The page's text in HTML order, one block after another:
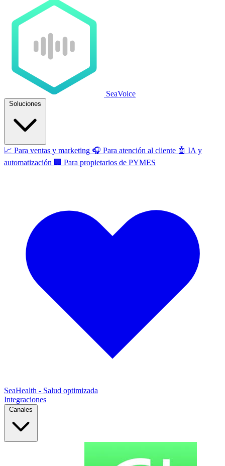
SeaVoice
Soluciones
📈 Para ventas y marketing 🎧 Para atención al cliente 🤖 IA y
automatización 🏢 Para propietarios de PYMES
SeaHealth - Salud optimizada
Integraciones
Canales